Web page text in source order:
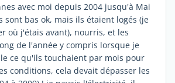
avec moi depuis 2004 jusqu'à Mai
sont bas ok, mais ils étaient logés (je
où j'étais avant), nourris, et les
de l'année y compris lorsque je
ce qu'ils touchaient par mois pour
conditions, cela devait dépasser les